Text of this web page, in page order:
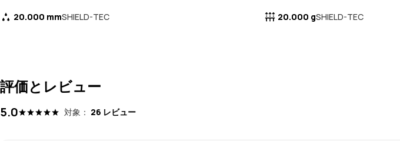
20.000 mmSHIELD-TEC 20.000 gSHIELD-TEC
評価とレビュー
5.0 対象： 26 レビュー